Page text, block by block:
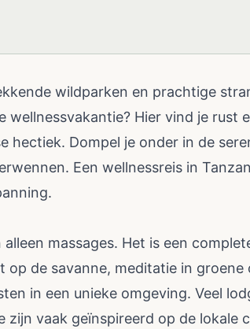
wildparken en prachtige
Hier vind je rust
hectiek. Dompel je onder in de
Een wellnessreis in
massages. Het is een
de savanne, meditatie in groene
in een unieke omgeving. Veel
zijn vaak geïnspireerd op de lokale